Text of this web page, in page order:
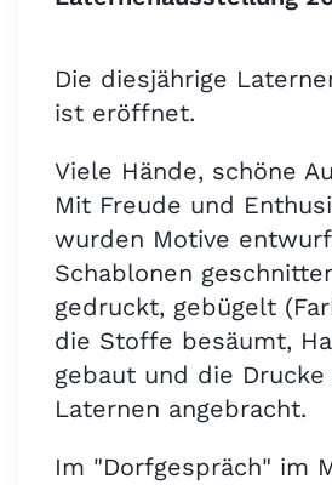
Die diesjährige
ist eröffnet.
Viele Hände, schöne
Mit Freude und
wurden Motive
Schablonen
gedruckt, gebügelt
die Stoffe besäumt,
gebaut und die Drucke
Laternen angebracht.
Im "Dorfgespräch" im